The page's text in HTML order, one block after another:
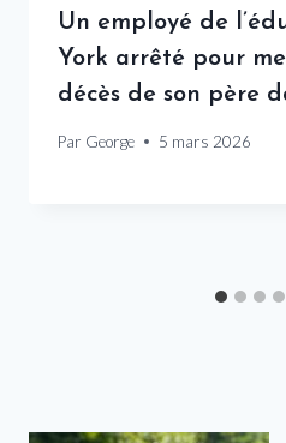
Un employé de
York arrêté pour
décès de son père
Par George 5 mars 2026